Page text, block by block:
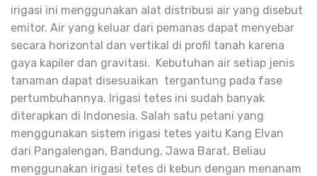
irigasi ini menggunakan alat distribusi air yang disebut
emitor. Air yang keluar dari pemanas dapat menyebar
secara horizontal dan vertikal di profil tanah karena
gaya kapiler dan gravitasi. Kebutuhan air setiap jenis
tanaman dapat disesuaikan tergantung pada fase
pertumbuhannya. Irigasi tetes ini sudah banyak
diterapkan di Indonesia. Salah satu petani yang
menggunakan sistem irigasi tetes yaitu Kang Elvan
dari Pangalengan, Bandung, Jawa Barat. Beliau
menggunakan irigasi tetes di kebun dengan menanam